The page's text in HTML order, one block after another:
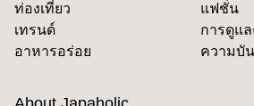
ท่องเที่ยว
แฟชั่น
เทรนด์
การดูแ
อาหารอร่อย
ความบัน